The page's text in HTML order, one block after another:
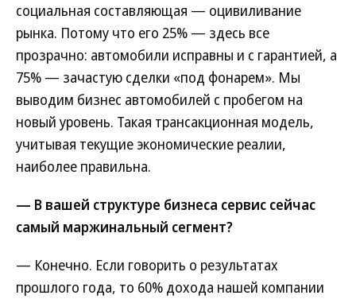
социальная составляющая — оцивиливание
рынка. Потому что его 25% — здесь все
прозрачно: автомобили исправны и с гарантией, а
75% — зачастую сделки «под фонарем». Мы
выводим бизнес автомобилей с пробегом на
новый уровень. Такая трансакционная модель,
учитывая текущие экономические реалии,
наиболее правильна.
— В вашей структуре бизнеса сервис сейчас
самый маржинальный сегмент?
— Конечно. Если говорить о результатах
прошлого года, то 60% дохода нашей компании